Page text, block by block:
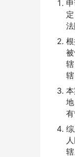
有
辖